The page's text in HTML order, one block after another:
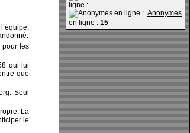
pour les
qui lui
que
Seul
La
le
ligne :
Anonymes
en ligne : 15